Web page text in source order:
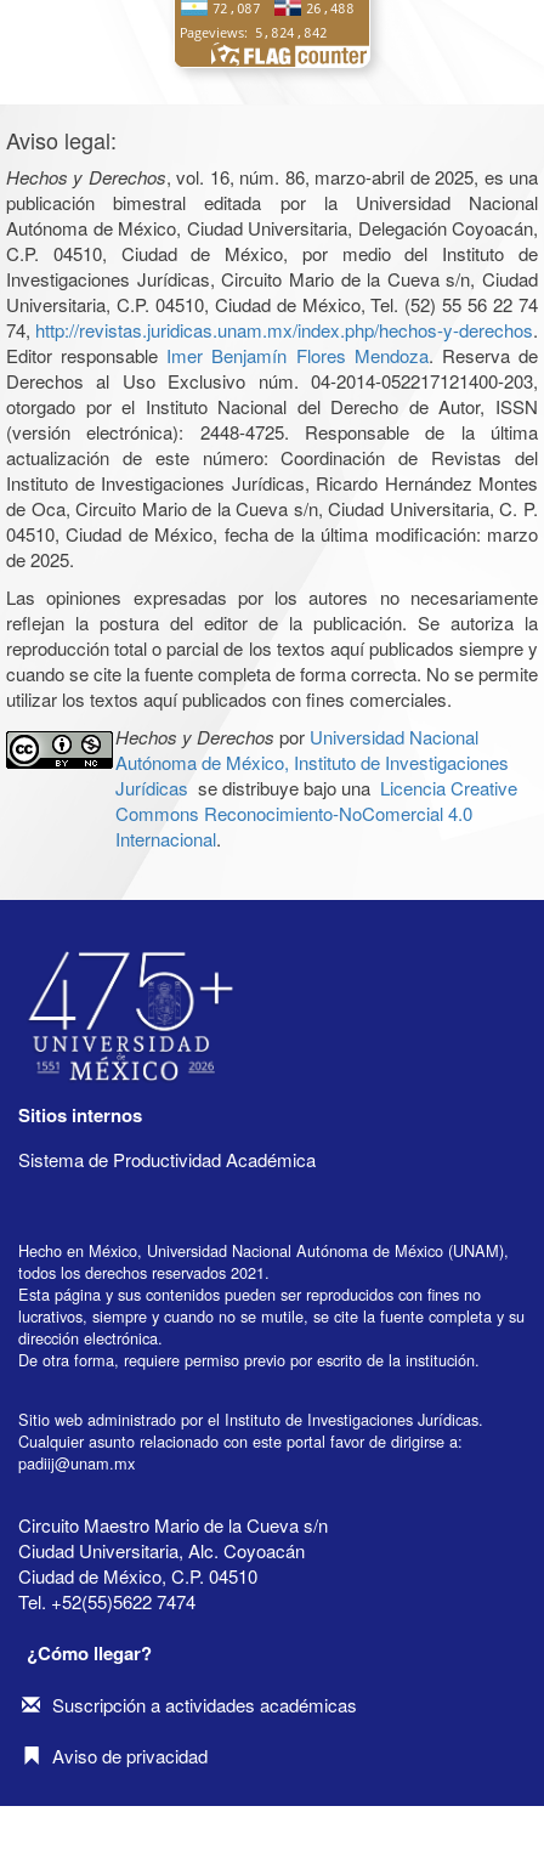
Aviso legal:
Hechos y Derechos, vol. 16, núm. 86, marzo-abril de 2025, es una
publicación bimestral editada por la Universidad Nacional
Autónoma de México, Ciudad Universitaria, Delegación Coyoacán,
C.P. 04510, Ciudad de México, por medio del Instituto de
Investigaciones Jurídicas, Circuito Mario de la Cueva s/n, Ciudad
Universitaria, C.P. 04510, Ciudad de México, Tel. (52) 55 56 22 74
74, http://revistas.juridicas.unam.mx/index.php/hechos-y-derechos.
Editor responsable Imer Benjamín Flores Mendoza. Reserva de
Derechos al Uso Exclusivo núm. 04-2014-052217121400-203,
otorgado por el Instituto Nacional del Derecho de Autor, ISSN
(versión electrónica): 2448-4725. Responsable de la última
actualización de este número: Coordinación de Revistas del
Instituto de Investigaciones Jurídicas, Ricardo Hernández Montes
de Oca, Circuito Mario de la Cueva s/n, Ciudad Universitaria, C. P.
04510, Ciudad de México, fecha de la última modificación: marzo
de 2025.
Las opiniones expresadas por los autores no necesariamente
reflejan la postura del editor de la publicación. Se autoriza la
reproducción total o parcial de los textos aquí publicados siempre y
cuando se cite la fuente completa de forma correcta. No se permite
utilizar los textos aquí publicados con fines comerciales.
Hechos y Derechos por Universidad Nacional
Autónoma de México, Instituto de Investigaciones
Jurídicas se distribuye bajo una Licencia Creative
Commons Reconocimiento-NoComercial 4.0
Internacional.
Sitios internos
Sistema de Productividad Académica
Hecho en México, Universidad Nacional Autónoma de México (UNAM),
todos los derechos reservados 2021.
Esta página y sus contenidos pueden ser reproducidos con fines no
lucrativos, siempre y cuando no se mutile, se cite la fuente completa y su
dirección electrónica.
De otra forma, requiere permiso previo por escrito de la institución.
Sitio web administrado por el Instituto de Investigaciones Jurídicas.
Cualquier asunto relacionado con este portal favor de dirigirse a:
padiij@unam.mx
Circuito Maestro Mario de la Cueva s/n
Ciudad Universitaria, Alc. Coyoacán
Ciudad de México, C.P. 04510
Tel. +52(55)5622 7474
¿Cómo llegar?
Suscripción a actividades académicas
Aviso de privacidad